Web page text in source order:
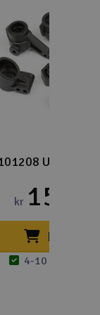
Upright
kr 159,-
Kjøp
4-10 på lager